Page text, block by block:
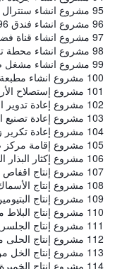
95 مشروع انشاء سنترال 95
96 مشروع انشاء فندق 96
97 مشروع انشاء قناة فضائية 97
98 مشروع انشاء محطة تحلية مياه (فلترمياه) 98
99 مشروع انشاء مشغل صغير 99
100 مشروع انشاء مطبعة صغيرة تطبع على المجات 100
101 مشروع إستصلاح الأراضى 101
102 مشروع إعادة تدوير البطاريات 102
103 مشروع إعادة تصنيع السجاد 103
104 مشروع إعادة تكرير زيوت السيارات 104
105 مشروع إقامة مركز صيانة للأجهزة الإلكترونية 105
106 مشروع إكثار البذار المحس القمح 106
107 مشروع إنتاج اقفاص وسلال من جريد النخيل 107
108 مشروع إنتاج الأسماك الكاملة المدخنة 108
109 مشروع إنتاج البتيومين لعزل الأسطح الخرسانية 109
110 مشروع إنتاج البلاط من مخلفات مصانع الأسمنت 110
111 مشروع إنتاج الجلسرين من المولاس 111
112 مشروع إنتاج الحلى من خامات البيئة 112
113 مشروع إنتاج الخل من الكحول 113
114 مشروع إنتاج الخميرة الطازجة من المولاس 114